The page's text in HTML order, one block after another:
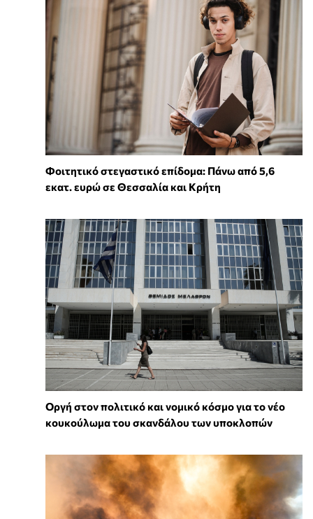
Φοιτητικό στεγαστικό επίδομα: Πάνω από 5,6
εκατ. ευρώ σε Θεσσαλία και Κρήτη
Οργή στον πολιτικό και νομικό κόσμο για το νέο
κουκούλωμα του σκανδάλου των υποκλοπών